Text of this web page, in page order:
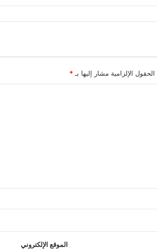
الحقول الإلزامية مشار إليها بـ *
الموقع الإلكتروني